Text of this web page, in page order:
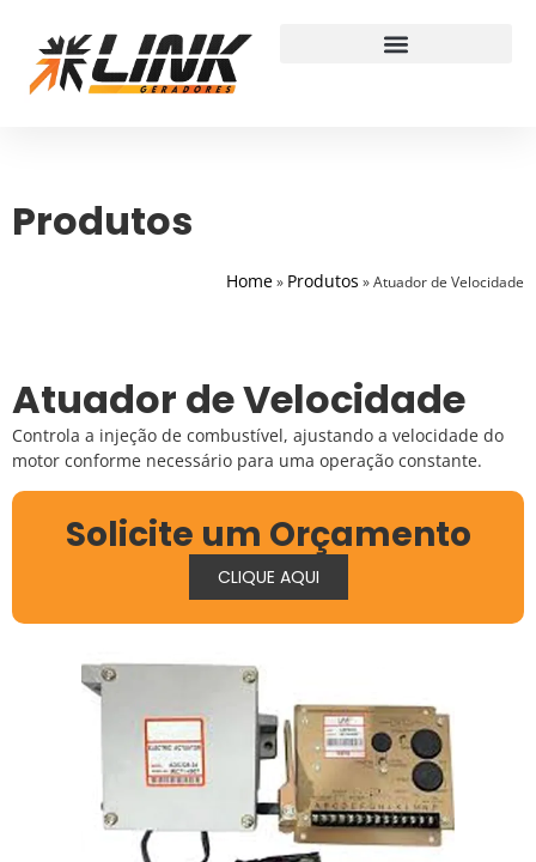
Produtos
Home» Produtos »Atuador de Velocidade
Atuador de Velocidade
Controla a injeção de combustível, ajustando a velocidade do
motor conforme necessário para uma operação constante.
Solicite um Orçamento
CLIQUE AQUI